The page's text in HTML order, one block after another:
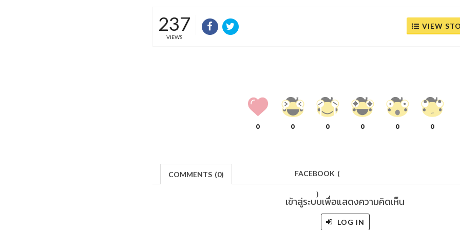
237
VIEWS
VIEW
0 0 0 0 0 0
COMMENTS (0) FACEBOOK (
)
เข้าสู่ระบบเพื่อแสดงความคิดเห็น
LOG IN